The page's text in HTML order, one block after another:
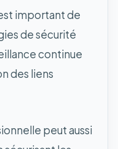
important de
de sécurité
continue
des liens
peut aussi